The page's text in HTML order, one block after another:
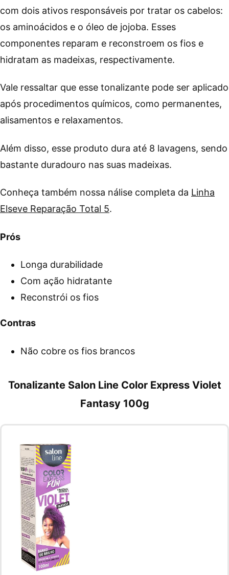
com dois ativos responsáveis por tratar os cabelos:
os aminoácidos e o óleo de jojoba. Esses
componentes reparam e reconstroem os fios e
hidratam as madeixas, respectivamente.
Vale ressaltar que esse tonalizante pode ser aplicado
após procedimentos químicos, como permanentes,
alisamentos e relaxamentos.
Além disso, esse produto dura até 8 lavagens, sendo
bastante duradouro nas suas madeixas.
Conheça também nossa nálise completa da Linha
Elseve Reparação Total 5.
Prós
Longa durabilidade
Com ação hidratante
Reconstrói os fios
Contras
Não cobre os fios brancos
Tonalizante Salon Line Color Express Violet
Fantasy 100g